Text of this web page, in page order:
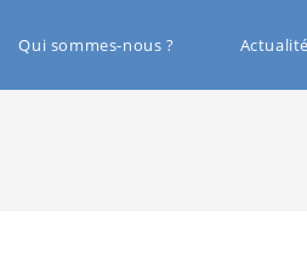
Qui sommes-nous ?